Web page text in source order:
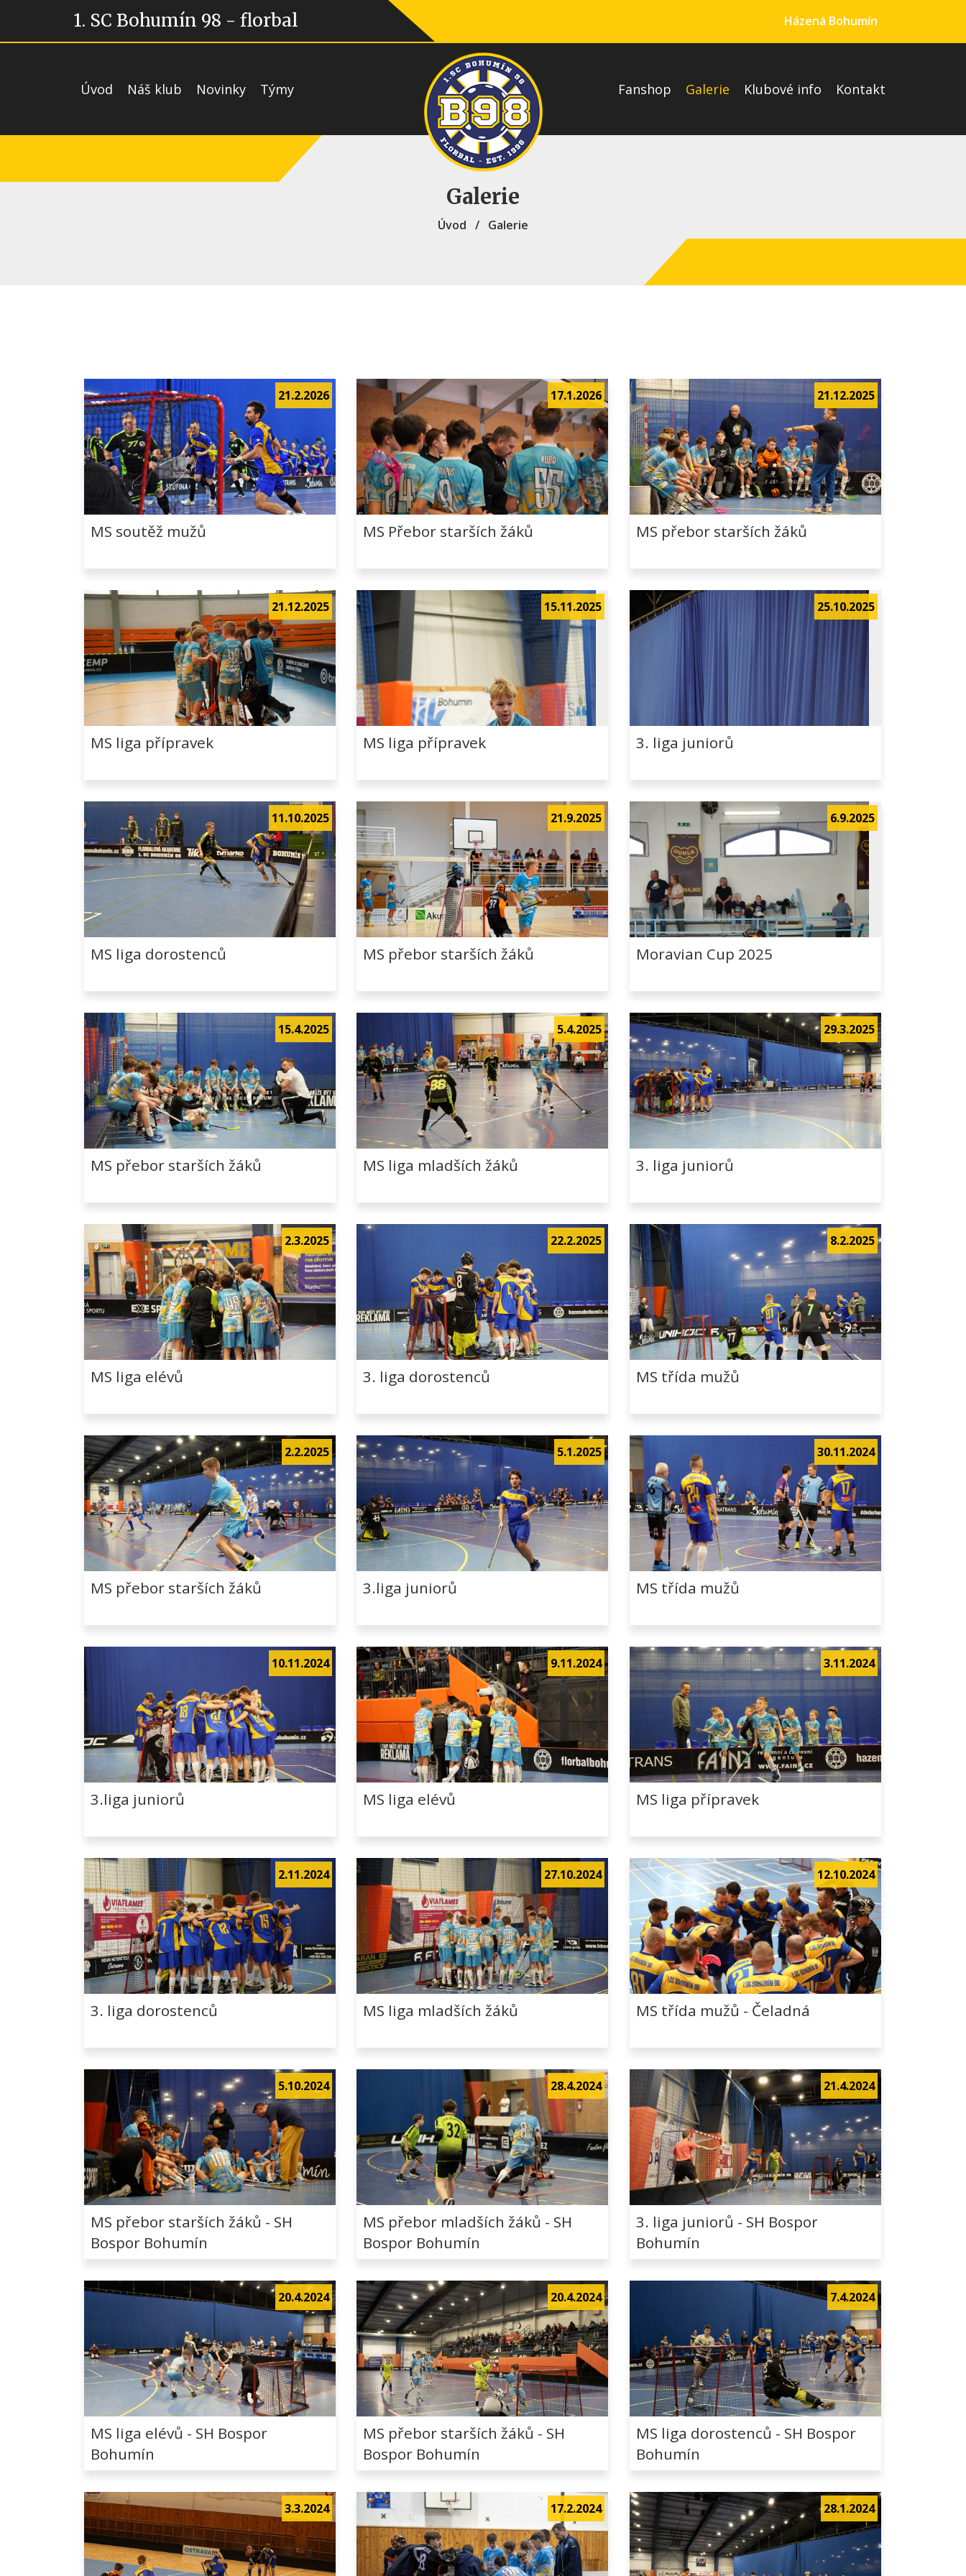
1. SC Bohumín 98 - florbal Házená Bohumín
Úvod Náš klub Novinky Týmy Fanshop Galerie Klubové info Kontakt
Galerie
Úvod / Galerie
21.2.2026
MS soutěž mužů
17.1.2026
MS Přebor starších žáků
21.12.2025
MS přebor starších žáků
21.12.2025
MS liga přípravek
15.11.2025
MS liga přípravek
25.10.2025
3. liga juniorů
11.10.2025
MS liga dorostenců
21.9.2025
MS přebor starších žáků
6.9.2025
Moravian Cup 2025
15.4.2025
MS přebor starších žáků
5.4.2025
MS liga mladších žáků
29.3.2025
3. liga juniorů
2.3.2025
MS liga elévů
22.2.2025
3. liga dorostenců
8.2.2025
MS třída mužů
2.2.2025
MS přebor starších žáků
5.1.2025
3.liga juniorů
30.11.2024
MS třída mužů
10.11.2024
3.liga juniorů
9.11.2024
MS liga elévů
3.11.2024
MS liga přípravek
2.11.2024
3. liga dorostenců
27.10.2024
MS liga mladších žáků
12.10.2024
MS třída mužů - Čeladná
5.10.2024
MS přebor starších žáků - SH
Bospor Bohumín
28.4.2024
MS přebor mladších žáků - SH
Bospor Bohumín
21.4.2024
3. liga juniorů - SH Bospor
Bohumín
20.4.2024
MS liga elévů - SH Bospor
Bohumín
20.4.2024
MS přebor starších žáků - SH
Bospor Bohumín
7.4.2024
MS liga dorostenců - SH Bospor
Bohumín
3.3.2024 17.2.2024 28.1.2024